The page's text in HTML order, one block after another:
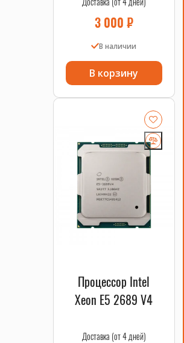
3 000 ₽
В наличии
В корзину
Процессор Intel
Xeon E5 2689 V4
Доставка (от 4 дней)